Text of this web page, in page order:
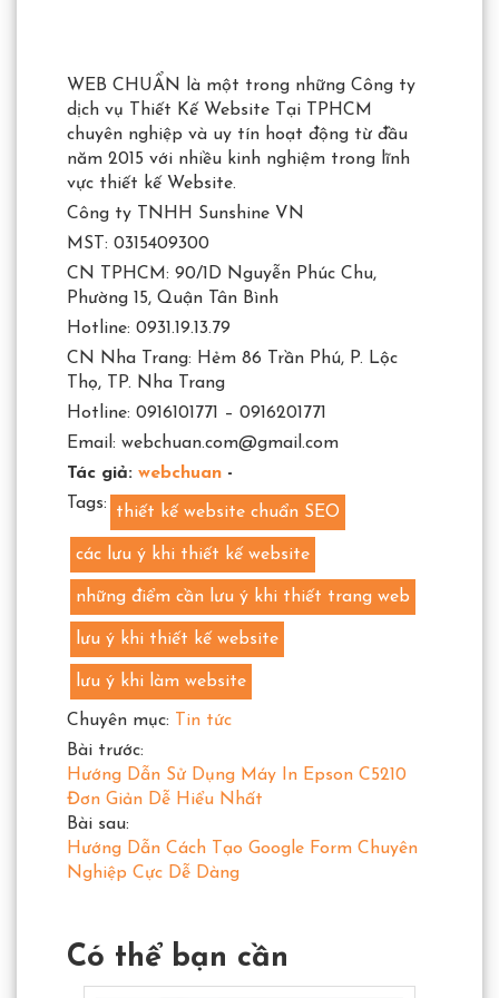
WEB CHUẨN là một trong những Công ty
dịch vụ Thiết Kế Website Tại TPHCM
chuyên nghiệp và uy tín hoạt động từ đầu
năm 2015 với nhiều kinh nghiệm trong lĩnh
vực thiết kế Website.
Công ty TNHH Sunshine VN
MST: 0315409300
CN TPHCM: 90/1D Nguyễn Phúc Chu,
Phường 15, Quận Tân Bình
Hotline: 0931.19.13.79
CN Nha Trang: Hẻm 86 Trần Phú, P. Lộc
Thọ, TP. Nha Trang
Hotline: 0916101771 – 0916201771
Email: webchuan.com@gmail.com
Tác giả: webchuan -
Tags:
thiết kế website chuẩn SEO
các lưu ý khi thiết kế website
những điểm cần lưu ý khi thiết trang web
lưu ý khi thiết kế website
lưu ý khi làm website
Chuyên mục:
Tin tức
Bài trước:
Hướng Dẫn Sử Dụng Máy In Epson C5210
Đơn Giản Dễ Hiểu Nhất
Bài sau:
Hướng Dẫn Cách Tạo Google Form Chuyên
Nghiệp Cực Dễ Dàng
Có thể bạn cần